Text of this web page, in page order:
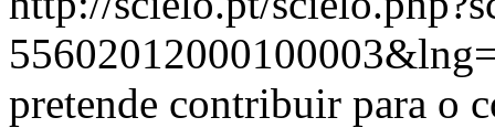
pretende contribuir para o